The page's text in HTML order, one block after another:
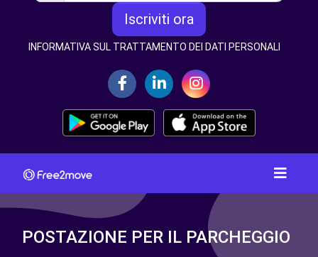
Iscriviti ora
INFORMATIVA SUL TRATTAMENTO DEI DATI PERSONALI
POSTAZIONE PER IL PARCHEGGIO